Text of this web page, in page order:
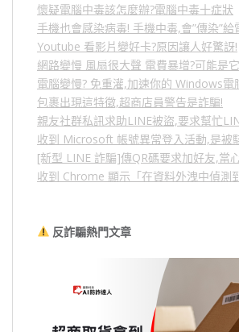
懷疑電腦中毒該怎麼辦?電腦中毒十症狀
手機也會感染病毒! 手機中毒,會”傳染”給
Youtube 看影片變好卡?原因讓人好驚訝!
網路變慢 風扇很大聲 電費暴增?可能是
電腦變慢? 免重灌,加速你的 Windows電
包裹出現這特徵,超商店員警告是詐騙!
親友社群私訊求助LINE被盜,要求幫忙
收到 Microsoft 帳號異常登入活動,是被
[新型 LINE 詐騙]傳QR碼要求加好友,當
收到 Chrome 顯示「在資料外洩中偵測
反詐騙熱門文章